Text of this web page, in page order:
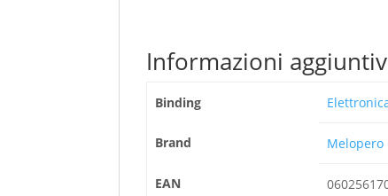
Informazioni
Binding
Brand Melopero
EAN